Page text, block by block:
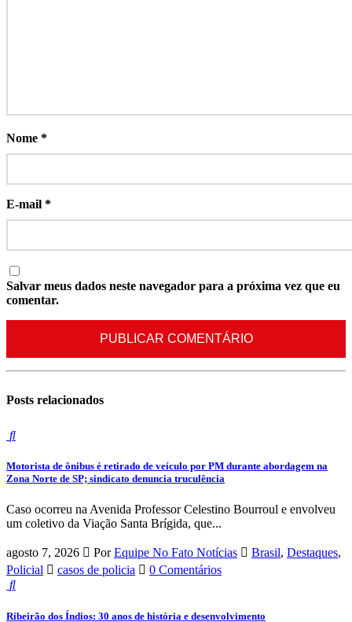
Nome *
E-mail *
Salvar meus dados neste navegador para a próxima vez que eu
comentar.
Posts relacionados
Motorista de ônibus é retirado de veículo por PM durante abordagem na
Zona Norte de SP; sindicato denuncia truculência
Caso ocorreu na Avenida Professor Celestino Bourroul e envolveu
um coletivo da Viação Santa Brígida, que...
agosto 7, 2026 Por Equipe No Fato Notícias Brasil, Destaques,
Policial
casos de policia 0 Comentários
Ribeirão dos Índios: 30 anos de história e desenvolvimento